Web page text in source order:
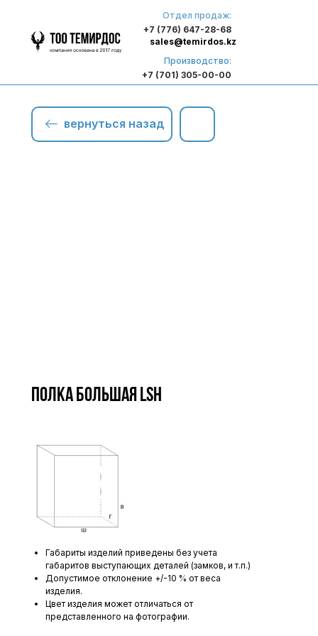
Отдел продаж:
+7 (776) 647-28-68
Производство:
+7 (701) 305-00-00
sales@temirdos.kz
вернуться назад
Полка большая LSh
Габариты изделий приведены без учета
габаритов выступающих деталей (замков, и т.п.)
Допустимое отклонение +/-10 % от веса
изделия.
Цвет изделия может отличаться от
представленного на фотографии.